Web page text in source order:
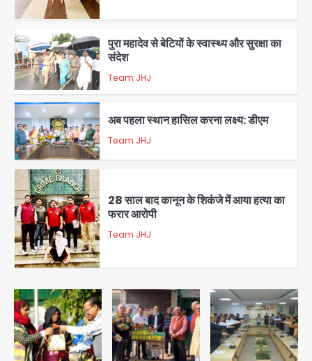
5
1
पुरा महादेव से बेटियों के स्वास्थ्य और सुरक्षा का
संदेश
Team JHJ
2
अब पहला स्थान हासिल करना लक्ष्य: डीएम
Team JHJ
3
28 साल बाद कानून के शिकंजे में आया हत्या का
फरार आरोपी
Team JHJ
डबल मर्डर का मुख्य साजिशकर्ता क्राइम ब्रांच
के हत्थे
Team JHJ